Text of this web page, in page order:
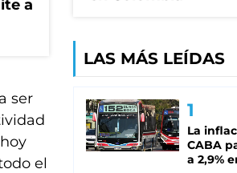
a
ser
el
LAS MÁS LEÍDAS
La
CABA
a 2,9%